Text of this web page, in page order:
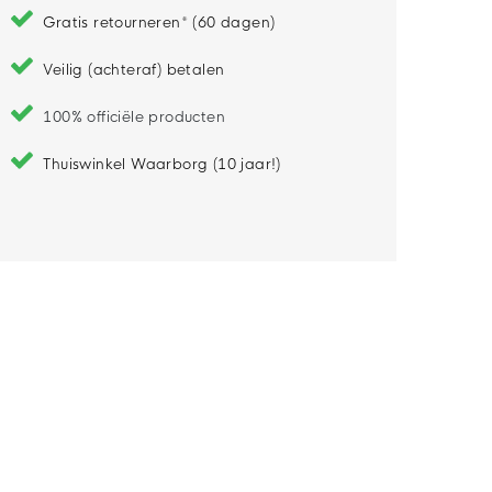
Gratis retourneren* (60 dagen)
Veilig (achteraf) betalen
100% officiële producten
Thuiswinkel Waarborg (10 jaar!)